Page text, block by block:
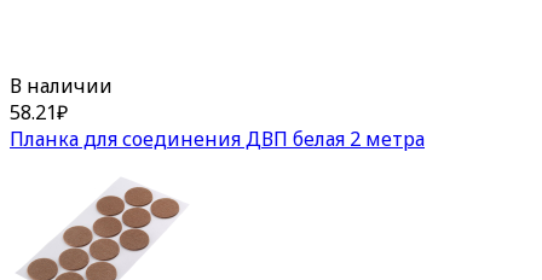
В наличии
58.21₽
Планка для соединения ДВП белая 2 метра